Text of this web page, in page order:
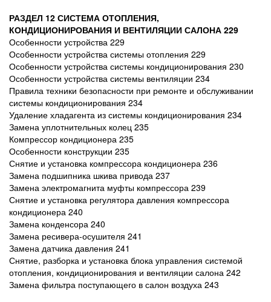
РАЗДЕЛ 12 СИСТЕМА ОТОПЛЕНИЯ,
КОНДИЦИОНИРОВАНИЯ И ВЕНТИЛЯЦИИ САЛОНА 229
Особенности устройства 229
Особенности устройства системы отопления 229
Особенности устройства системы кондиционирования 230
Особенности устройства системы вентиляции 234
Правила техники безопасности при ремонте и обслуживании
системы кондиционирования 234
Удаление хладагента из системы кондиционирования 234
Замена уплотнительных колец 235
Компрессор кондиционера 235
Особенности конструкции 235
Снятие и установка компрессора кондиционера 236
Замена подшипника шкива привода 237
Замена электромагнита муфты компрессора 239
Снятие и установка регулятора давления компрессора
кондиционера 240
Замена конденсора 240
Замена ресивера-осушителя 241
Замена датчика давления 241
Снятие, разборка и установка блока управления системой
отопления, кондиционирования и вентиляции салона 242
Замена фильтра поступающего в салон воздуха 243